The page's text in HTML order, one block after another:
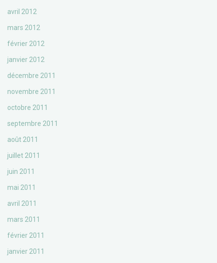
avril 2012
mars 2012
février 2012
janvier 2012
décembre 2011
novembre 2011
octobre 2011
septembre 2011
août 2011
juillet 2011
juin 2011
mai 2011
avril 2011
mars 2011
février 2011
janvier 2011